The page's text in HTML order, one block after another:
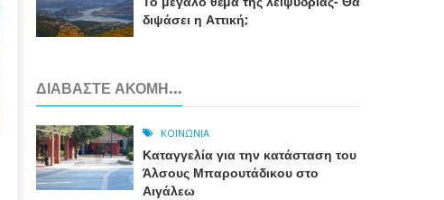
διψάσει η Αττική;
ΔΙΑΒΆΣΤΕ ΑΚΌΜΗ...
ΚΟΙΝΩΝΊΑ
Καταγγελία για την κατάσταση του
Άλσους Μπαρουτάδικου στο
Αιγάλεω